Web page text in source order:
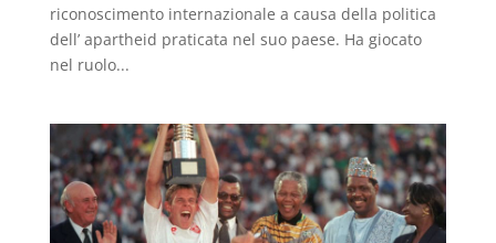
riconoscimento internazionale a causa della politica
dell’ apartheid praticata nel suo paese. Ha giocato
nel ruolo...